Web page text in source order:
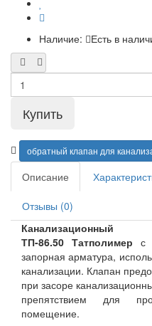
Наличие: Есть в
обратный клапан для
Описание
Отзывы (0)
ТП-86.50 Татполимерс
запорная арматура,
канализации. Клапан
при засоре
препятствием для
помещение.